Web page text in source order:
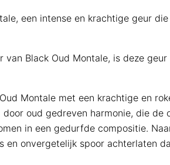
een intense en krachtige geur
Black Oud Montale, is deze
Montale met een krachtige en
oud gedreven harmonie, die de
in een gedurfde compositie.
onvergetelijk spoor achterlaten